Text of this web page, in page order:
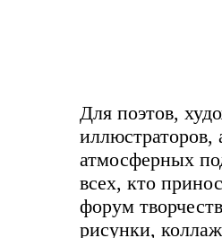
Для поэтов,
иллюстраторов,
атмосферных
всех, кто
форум
рисунки,